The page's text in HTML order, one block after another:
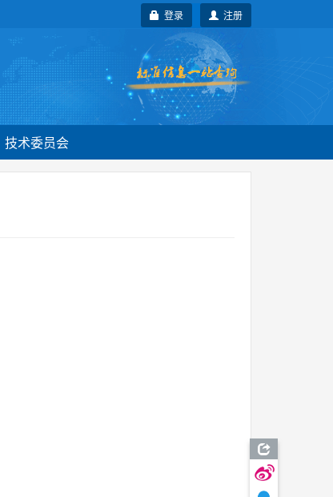
注册
登录
技术委员会